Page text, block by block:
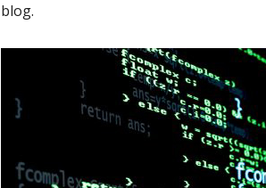
blog.